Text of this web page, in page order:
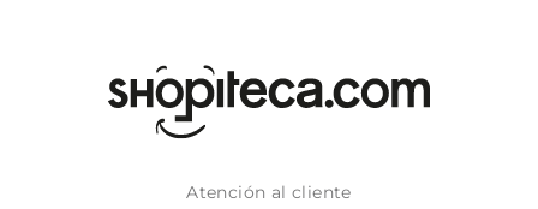
Atención al cliente